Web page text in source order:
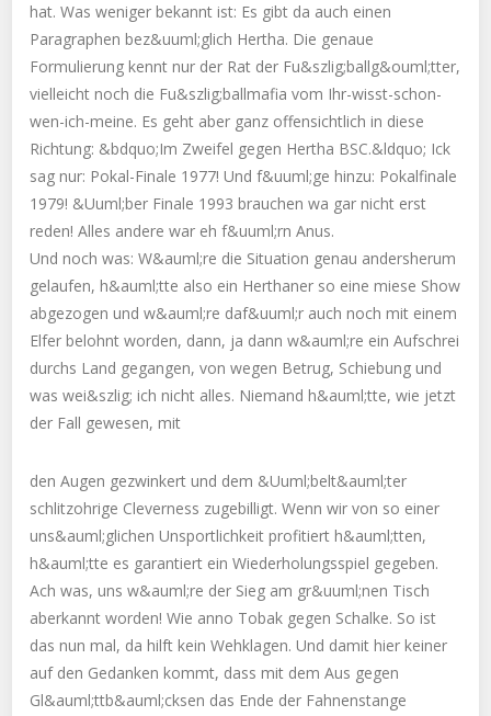
hat. Was weniger bekannt ist: Es gibt da auch einen
Paragraphen bez&uuml;glich Hertha. Die genaue
Formulierung kennt nur der Rat der Fu&szlig;ballg&ouml;tter,
vielleicht noch die Fu&szlig;ballmafia vom Ihr-wisst-schon-
wen-ich-meine. Es geht aber ganz offensichtlich in diese
Richtung: &bdquo;Im Zweifel gegen Hertha BSC.&ldquo; Ick
sag nur: Pokal-Finale 1977! Und f&uuml;ge hinzu: Pokalfinale
1979! &Uuml;ber Finale 1993 brauchen wa gar nicht erst
reden! Alles andere war eh f&uuml;rn Anus.
Und noch was: W&auml;re die Situation genau andersherum
gelaufen, h&auml;tte also ein Herthaner so eine miese Show
abgezogen und w&auml;re daf&uuml;r auch noch mit einem
Elfer belohnt worden, dann, ja dann w&auml;re ein Aufschrei
durchs Land gegangen, von wegen Betrug, Schiebung und
was wei&szlig; ich nicht alles. Niemand h&auml;tte, wie jetzt
der Fall gewesen, mit
den Augen gezwinkert und dem &Uuml;belt&auml;ter
schlitzohrige Cleverness zugebilligt. Wenn wir von so einer
uns&auml;glichen Unsportlichkeit profitiert h&auml;tten,
h&auml;tte es garantiert ein Wiederholungsspiel gegeben.
Ach was, uns w&auml;re der Sieg am gr&uuml;nen Tisch
aberkannt worden! Wie anno Tobak gegen Schalke. So ist
das nun mal, da hilft kein Wehklagen. Und damit hier keiner
auf den Gedanken kommt, dass mit dem Aus gegen
Gl&auml;ttb&auml;cksen das Ende der Fahnenstange